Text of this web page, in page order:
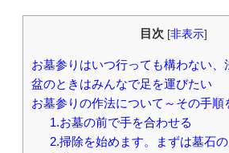
目次 [非表示]
お墓参りはいつ行っても構わない、
盆のときはみんなで足を運びたい
お墓参りの作法について～その手順
1.お墓の前で手を合わせる
2.掃除を始めます。まずは墓石